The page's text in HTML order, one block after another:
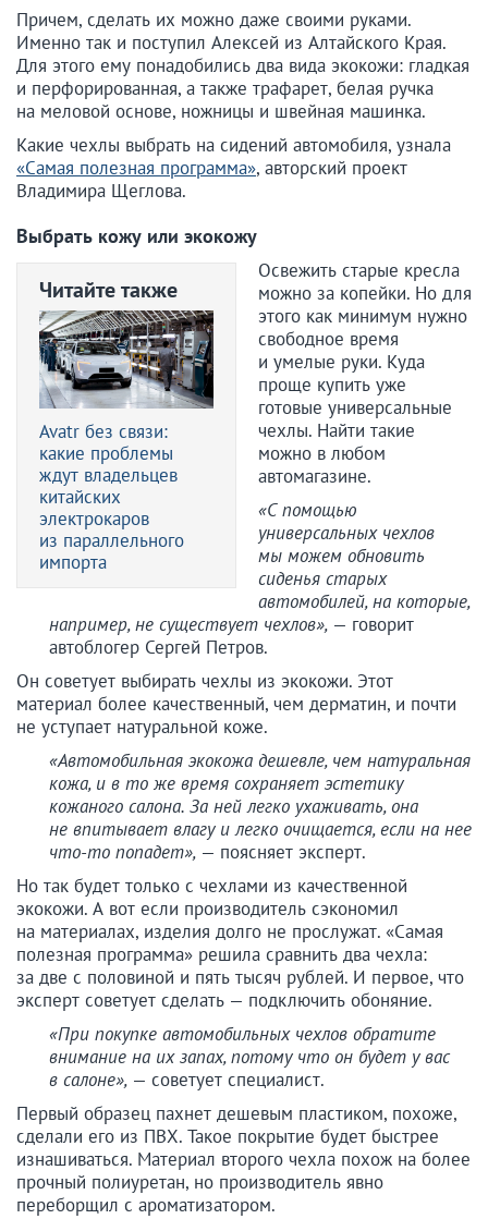
Причем, сделать их можно даже своими руками.
Именно так и поступил Алексей из Алтайского Края.
Для этого ему понадобились два вида экокожи: гладкая
и перфорированная, а также трафарет, белая ручка
на меловой основе, ножницы и швейная машинка.
Какие чехлы выбрать на сидений автомобиля, узнала
«Самая полезная программа», авторский проект
Владимира Щеглова.
Выбрать кожу или экокожу
Читайте также
Avatr без связи:
какие проблемы
ждут владельцев
китайских
электрокаров
из параллельного
импорта
Освежить старые кресла
можно за копейки. Но для
этого как минимум нужно
свободное время
и умелые руки. Куда
проще купить уже
готовые универсальные
чехлы. Найти такие
можно в любом
автомагазине.
«С помощью
универсальных чехлов
мы можем обновить
сиденья старых
автомобилей, на которые,
например, не существует чехлов», — говорит
автоблогер Сергей Петров.
Он советует выбирать чехлы из экокожи. Этот
материал более качественный, чем дерматин, и почти
не уступает натуральной коже.
«Автомобильная экокожа дешевле, чем натуральная
кожа, и в то же время сохраняет эстетику
кожаного салона. За ней легко ухаживать, она
не впитывает влагу и легко очищается, если на нее
что-то попадет», — поясняет эксперт.
Но так будет только с чехлами из качественной
экокожи. А вот если производитель сэкономил
на материалах, изделия долго не прослужат. «Самая
полезная программа» решила сравнить два чехла:
за две с половиной и пять тысяч рублей. И первое, что
эксперт советует сделать — подключить обоняние.
«При покупке автомобильных чехлов обратите
внимание на их запах, потому что он будет у вас
в салоне», — советует специалист.
Первый образец пахнет дешевым пластиком, похоже,
сделали его из ПВХ. Такое покрытие будет быстрее
изнашиваться. Материал второго чехла похож на более
прочный полиуретан, но производитель явно
переборщил с ароматизатором.